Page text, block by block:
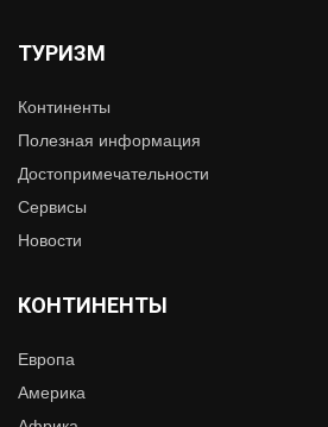
ТУРИЗМ
Континенты
Полезная информация
Достопримечательности
Сервисы
Новости
КОНТИНЕНТЫ
Европа
Америка